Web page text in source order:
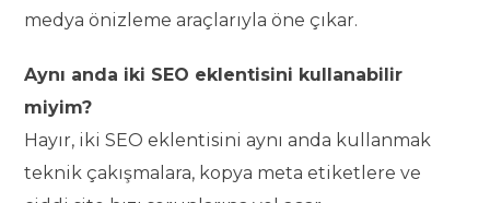
medya önizleme araçlarıyla öne çıkar.
Aynı anda iki SEO eklentisini kullanabilir
miyim?
Hayır, iki SEO eklentisini aynı anda kullanmak
teknik çakışmalara, kopya meta etiketlere ve